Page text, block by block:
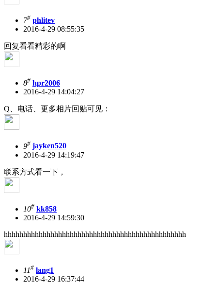
7# phlitev
2016-4-29 08:55:35
回复看看精彩的啊
8# hpr2006
2016-4-29 14:04:27
Q、电话、更多相片回贴可见：
9# jayken520
2016-4-29 14:19:47
联系方式看一下，
10# kk858
2016-4-29 14:59:30
hhhhhhhhhhhhhhhhhhhhhhhhhhhhhhhhhhhhhhhhhhhhhhh
11# lang1
2016-4-29 16:37:44